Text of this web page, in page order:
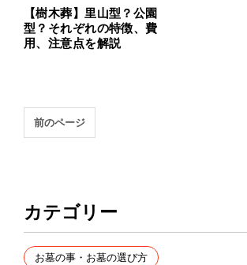
【樹木葬】⾥⼭型？公園
型？それぞれの特徴、費
⽤、注意点を解説
前のページ
カテゴリー
お墓の事・お墓の選び方